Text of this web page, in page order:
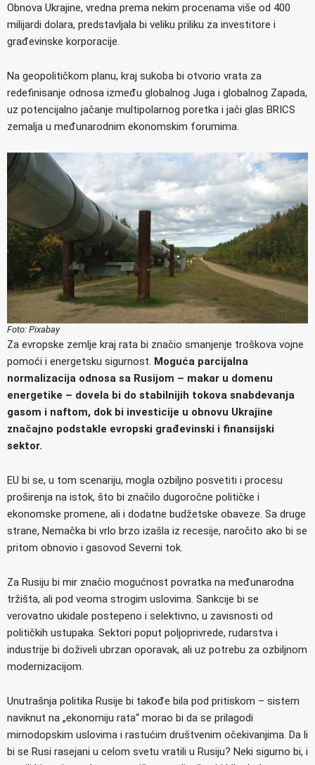
Obnova Ukrajine, vredna prema nekim procenama više od 400
milijardi dolara, predstavljala bi veliku priliku za investitore i
građevinske korporacije.
Na geopolitičkom planu, kraj sukoba bi otvorio vrata za
redefinisanje odnosa između globalnog Juga i globalnog Zapada,
uz potencijalno jačanje multipolarnog poretka i jači glas BRICS
zemalja u međunarodnim ekonomskim forumima.
Foto: Pixabay
Za evropske zemlje kraj rata bi značio smanjenje troškova vojne
pomoći i energetsku sigurnost. Moguća parcijalna
normalizacija odnosa sa Rusijom – makar u domenu
energetike – dovela bi do stabilnijih tokova snabdevanja
gasom i naftom, dok bi investicije u obnovu Ukrajine
značajno podstakle evropski građevinski i finansijski
sektor.
EU bi se, u tom scenariju, mogla ozbiljno posvetiti i procesu
proširenja na istok, što bi značilo dugoročne političke i
ekonomske promene, ali i dodatne budžetske obaveze. Sa druge
strane, Nemačka bi vrlo brzo izašla iz recesije, naročito ako bi se
pritom obnovio i gasovod Severni tok.
Za Rusiju bi mir značio mogućnost povratka na međunarodna
tržišta, ali pod veoma strogim uslovima. Sankcije bi se
verovatno ukidale postepeno i selektivno, u zavisnosti od
političkih ustupaka. Sektori poput poljoprivrede, rudarstva i
industrije bi doživeli ubrzan oporavak, ali uz potrebu za ozbiljnom
modernizacijom.
Unutrašnja politika Rusije bi takođe bila pod pritiskom – sistem
naviknut na „ekonomiju rata“ morao bi da se prilagodi
mirnodopskim uslovima i rastućim društvenim očekivanjima. Da li
bi se Rusi rasejani u celom svetu vratili u Rusiju? Neki sigurno bi, i